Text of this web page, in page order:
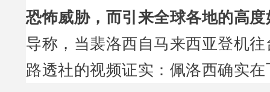
恐怖威胁，而引来全球各地的高度
导称，当裴洛西自马来西亚登机
路透社的视频证实：佩洛西确实